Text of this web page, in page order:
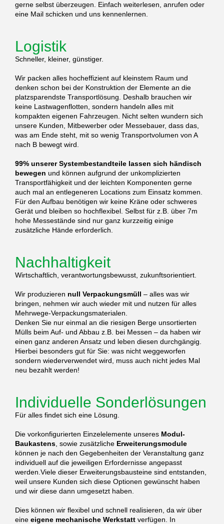
gerne selbst überzeugen. Einfach weiterlesen, anrufen oder
eine Mail schicken und uns kennenlernen.
Logistik
Schneller, kleiner, günstiger.
Wir packen alles hocheffizient auf kleinstem Raum und
denken schon bei der Konstruktion der Elemente an die
platzsparendste Transportlösung. Deshalb brauchen wir
keine Lastwagenflotten, sondern handeln alles mit
kompakten eigenen Fahrzeugen. Nicht selten wundern sich
unsere Kunden, Mitbewerber oder Messebauer, dass das,
was am Ende steht, mit so wenig Transportvolumen von A
nach B bewegt wird.
99% unserer Systembestandteile lassen sich händisch
bewegen und können aufgrund der unkomplizierten
Transportfähigkeit und der leichten Komponenten gerne
auch mal an entlegeneren Locations zum Einsatz kommen.
Für den Aufbau benötigen wir keine Kräne oder schweres
Gerät und bleiben so hochflexibel. Selbst für z.B. über 7m
hohe Messestände sind nur ganz kurzzeitig einige
zusätzliche Hände erforderlich.
Nachhaltigkeit
Wirtschaftlich, verantwortungsbewusst, zukunftsorientiert.
Wir produzieren null Verpackungsmüll – alles was wir
bringen, nehmen wir auch wieder mit und nutzen für alles
Mehrwege-Verpackungsmaterialen.
Denken Sie nur einmal an die riesigen Berge unsortierten
Mülls beim Auf- und Abbau z.B. bei Messen – da haben wir
einen ganz anderen Ansatz und leben diesen durchgängig.
Hierbei besonders gut für Sie: was nicht weggeworfen
sondern wiederverwendet wird, muss auch nicht jedes Mal
neu bezahlt werden!
Individuelle Sonderlösungen
Für alles findet sich eine Lösung.
Die vorkonfigurierten Einzelelemente unseres Modul-
Baukastens , sowie zusätzliche Erweiterungsmodule
können je nach den Gegebenheiten der Veranstaltung ganz
individuell auf die jeweiligen Erfordernisse angepasst
werden.Viele dieser Erweiterungsbausteine sind entstanden,
weil unsere Kunden sich diese Optionen gewünscht haben
und wir diese dann umgesetzt haben.
Dies können wir flexibel und schnell realisieren, da wir über
eine eigene mechanische Werkstatt verfügen. In